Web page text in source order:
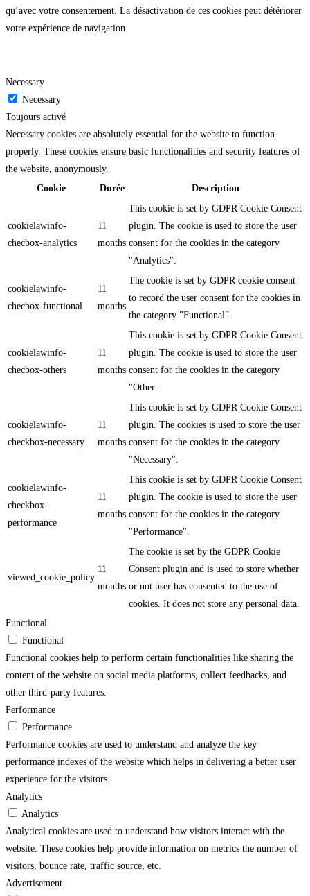
qu’avec votre consentement. La désactivation de ces cookies peut détériorer
votre expérience de navigation.
Necessary
Necessary
Toujours activé
Necessary cookies are absolutely essential for the website to function
properly. These cookies ensure basic functionalities and security features of
the website, anonymously.
Cookie
Durée Description
cookielawinfo-
checbox-analytics
11
months
This cookie is set by GDPR Cookie Consent
plugin. The cookie is used to store the user
consent for the cookies in the category
"Analytics".
cookielawinfo-
checbox-functional
11
months
The cookie is set by GDPR cookie consent
to record the user consent for the cookies in
the category "Functional".
cookielawinfo-
checbox-others
11
months
This cookie is set by GDPR Cookie Consent
plugin. The cookie is used to store the user
consent for the cookies in the category
"Other.
cookielawinfo-
checkbox-necessary
11
months
This cookie is set by GDPR Cookie Consent
plugin. The cookies is used to store the user
consent for the cookies in the category
"Necessary".
cookielawinfo-
checkbox-
performance
11
months
This cookie is set by GDPR Cookie Consent
plugin. The cookie is used to store the user
consent for the cookies in the category
"Performance".
viewed_cookie_policy
11
months
The cookie is set by the GDPR Cookie
Consent plugin and is used to store whether
or not user has consented to the use of
cookies. It does not store any personal data.
Functional
Functional
Functional cookies help to perform certain functionalities like sharing the
content of the website on social media platforms, collect feedbacks, and
other third-party features.
Performance
Performance
Performance cookies are used to understand and analyze the key
performance indexes of the website which helps in delivering a better user
experience for the visitors.
Analytics
Analytics
Analytical cookies are used to understand how visitors interact with the
website. These cookies help provide information on metrics the number of
visitors, bounce rate, traffic source, etc.
Advertisement